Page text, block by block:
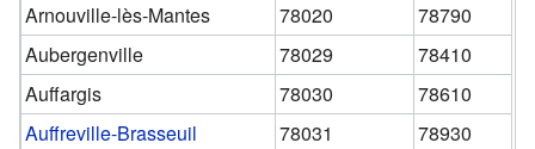
Arnouville-lès-Mantes
78020
78790
Aubergenville
78029
78410
Auffargis
78030
78610
Auffreville-Brasseuil
78031
78930